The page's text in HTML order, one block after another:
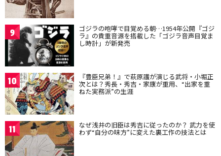
9 ゴジラの咆哮で目覚める朝…1954年公開『ゴジ
ラ』の貴重音源を搭載した「ゴジラ音声目覚ま
し時計」が新発売
10 『豊臣兄弟！』で萩原護が演じる武将・小堀正
次とは？秀長・秀吉・家康が重用、“出家を重
ねた実務派”の生涯
11 なぜ浅井の旧臣は秀吉に従ったのか？ 武力を使
わず“自分の味方”に変えた裏工作の技法とは